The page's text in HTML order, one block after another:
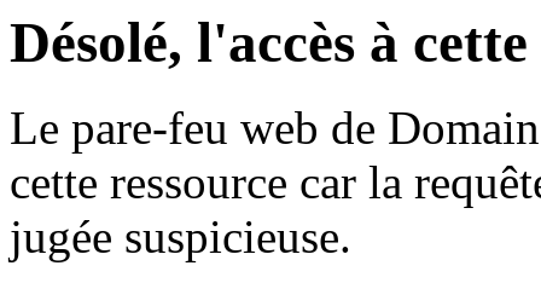
Désolé, l'accès à
Le pare-feu web de
cette ressource car la
jugée suspicieuse.